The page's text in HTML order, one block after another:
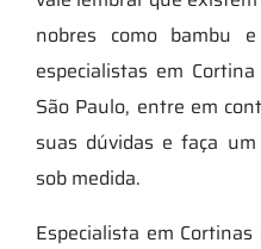
nobres como bambu
especialistas em
São Paulo, entre em
suas dúvidas e faça
sob medida.
Especialista em